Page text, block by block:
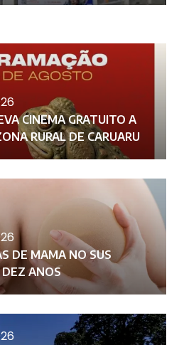
CINEMA GRATUITO A
RURAL DE CARUARU
DE MAMA NO SUS
ANOS